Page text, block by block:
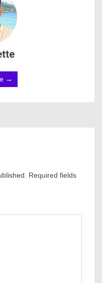
→
Required fields